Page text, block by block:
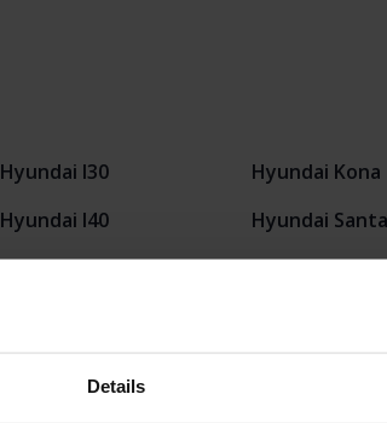
Details
Hyundai I30
Hyundai I40
Hyundai Kona
Hyundai